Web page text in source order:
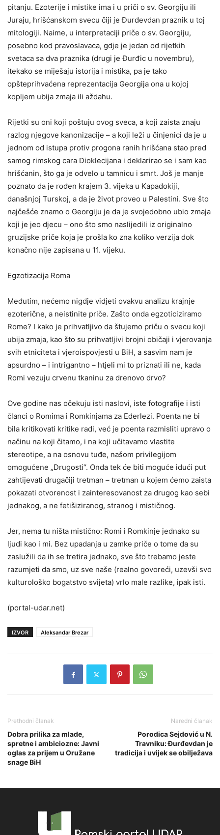
pitanju. Ezoterije i mistike ima i u priči o sv. Georgiju ili
Juraju, hrišćanskom svecu čiji je Đurđevdan praznik u toj
mitologiji. Naime, u interpretaciji priče o sv. Georgiju,
posebno kod pravoslavaca, gdje je jedan od rijetkih
svetaca sa dva praznika (drugi je Đurđic u novembru),
itekako se miješaju istorija i mistika, pa je tako
opšteprihvaćena reprezentacija Georgija ona u kojoj
kopljem ubija zmaja ili aždahu.
Rijetki su oni koji poštuju ovog sveca, a koji zaista znaju
razlog njegove kanonizacije – a koji leži u činjenici da je u
jednom od istupa protiv progona ranih hrišćana stao pred
samog rimskog cara Dioklecijana i deklarirao se i sam kao
hrišćanin, što ga je odvelo u tamnicu i smrt. Još je manje
poznato da je rođen krajem 3. vijeka u Kapadokiji,
današnjoj Turskoj, a da je život proveo u Palestini. Sve što
najčešće znamo o Georgiju je da je svojedobno ubio zmaja
koji je jeo djecu – ono što smo naslijedili iz originalno
gruzijske priče koja je prošla ko zna koliko verzija dok
konačno nije zapisana u 11. vijeku.
Egzotizacija Roma
Međutim, nećemo nigdje vidjeti ovakvu analizu krajnje
ezoterične, a neistinite priče. Zašto onda egzoticiziramo
Rome? I kako je prihvatljivo da štujemo priču o svecu koji
ubija zmaja, kao što su prihvatljivi brojni običaji i vjerovanja
svih etniciteta i vjeroispovjesti u BiH, a sasvim nam je
apsurdno – i intrigantno – htjeli mi to priznati ili ne, kada
Romi vezuju crvenu tkaninu za drenovo drvo?
Ove godine nas očekuju isti naslovi, iste fotografije i isti
članci o Romima i Romkinjama za Ederlezi. Poenta ne bi
bila kritikovati kritike radi, već je poenta razmisliti upravo o
načinu na koji čitamo, i na koji učitavamo vlastite
stereotipe, a na osnovu tuđe, našom privilegijom
omogućene „Drugosti“. Onda tek će biti moguće idući put
zahtijevati drugačiji tretman – tretman u kojem ćemo zaista
pokazati otvorenost i zainteresovanost za drugog kao sebi
jednakog, a ne fetišiziranog, stranog i mističnog.
Jer, nema tu ništa mistično: Romi i Romkinje jednako su
ljudi kao i mi. Bez upadanja u zamke priče o tome da su
zaslužili da ih se tretira jednako, sve što trebamo jeste
razumjeti da smo, uz sve naše (realno govoreći, uzevši svo
kulturološko bogatstvo svijeta) vrlo male razlike, ipak isti.
(portal-udar.net)
IZVOR Aleksandar Brezar
Prethodni članak
Dobra prilika za mlade,
spretne i ambiciozne: Javni
oglas za prijem u Oružane
snage BiH
Naredni članak
Porodica Sejdović u N.
Travniku: Đurđevdan je
tradicija i uvijek se obilježava